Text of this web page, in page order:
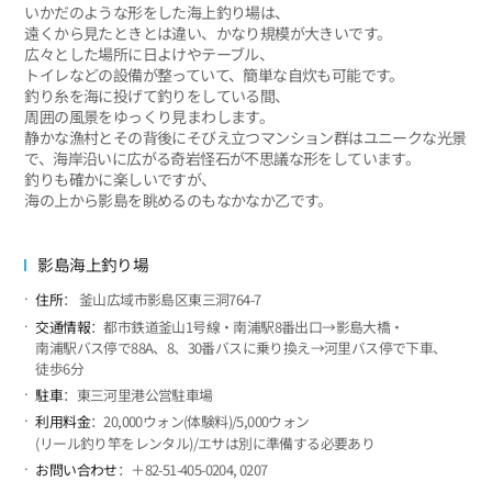
いかだのような形をした海上釣り場は、
遠くから見たときとは違い、かなり規模が大きいです。
広々とした場所に日よけやテーブル、
トイレなどの設備が整っていて、簡単な自炊も可能です。
釣り糸を海に投げて釣りをしている間、
周囲の風景をゆっくり見まわします。
静かな漁村とその背後にそびえ立つマンション群はユニークな光景
で、海岸沿いに広がる奇岩怪石が不思議な形をしています。
釣りも確かに楽しいですが、
海の上から影島を眺めるのもなかなか乙です。
影島海上釣り場
住所： 釜山広域市影島区東三洞764-7
交通情報：都市鉄道釜山1号線・南浦駅8番出口→影島大橋・
南浦駅バス停で88A、8、30番バスに乗り換え→河里バス停で下車、
徒歩6分
駐車：東三河里港公営駐車場
利用料金：20,000ウォン(体験料)/5,000ウォン
(リール釣り竿をレンタル)/エサは別に準備する必要あり
お問い合わせ：＋82-51-405-0204, 0207